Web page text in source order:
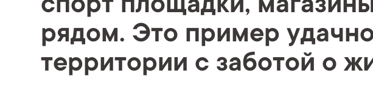
спорт площадки,
рядом. Это пример
территории с заботой о